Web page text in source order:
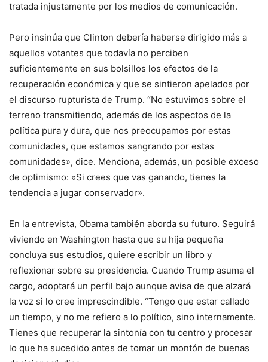
tratada injustamente por los medios de comunicación.
Pero insinúa que Clinton debería haberse dirigido más a
aquellos votantes que todavía no perciben
suficientemente en sus bolsillos los efectos de la
recuperación económica y que se sintieron apelados por
el discurso rupturista de Trump. “No estuvimos sobre el
terreno transmitiendo, además de los aspectos de la
política pura y dura, que nos preocupamos por estas
comunidades, que estamos sangrando por estas
comunidades», dice. Menciona, además, un posible exceso
de optimismo: «Si crees que vas ganando, tienes la
tendencia a jugar conservador».
En la entrevista, Obama también aborda su futuro. Seguirá
viviendo en Washington hasta que su hija pequeña
concluya sus estudios, quiere escribir un libro y
reflexionar sobre su presidencia. Cuando Trump asuma el
cargo, adoptará un perfil bajo aunque avisa de que alzará
la voz si lo cree imprescindible. “Tengo que estar callado
un tiempo, y no me refiero a lo político, sino internamente.
Tienes que recuperar la sintonía con tu centro y procesar
lo que ha sucedido antes de tomar un montón de buenas